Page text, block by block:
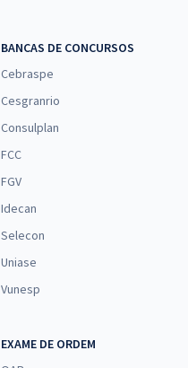
BANCAS DE CONCURSOS
Cebraspe
Cesgranrio
Consulplan
FCC
FGV
Idecan
Selecon
Uniase
Vunesp
EXAME DE ORDEM